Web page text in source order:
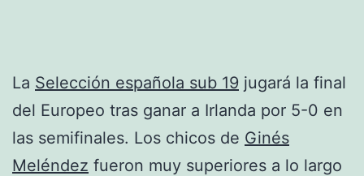
La Selección española sub 19 jugará la final
del Europeo tras ganar a Irlanda por 5-0 en
las semifinales. Los chicos de Ginés
Meléndez fueron muy superiores a lo largo